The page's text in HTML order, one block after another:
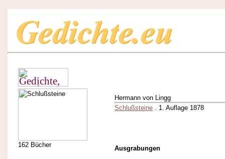
162 Bücher
Hermann von Lingg
Schlußsteine . 1. Auflage 1878
Ausgrabungen